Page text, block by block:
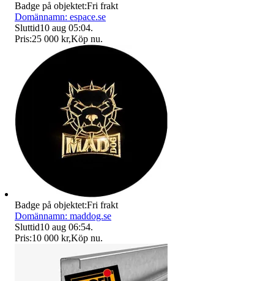
Badge på objektet:Fri frakt
Domännamn: espace.se
Sluttid10 aug 05:04.
Pris:25 000 kr,Köp nu.
Badge på objektet:Fri frakt
Domännamn: maddog.se
Sluttid10 aug 06:54.
Pris:10 000 kr,Köp nu.